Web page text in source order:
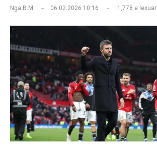
Nga B.M 06.02.2026 10:16 1,778 e lexuar